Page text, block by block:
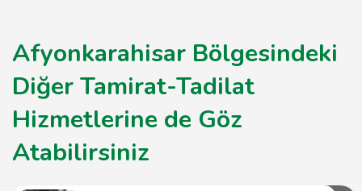
Afyonkarahisar Bölgesindeki
Diğer Tamirat-Tadilat
Hizmetlerine de Göz
Atabilirsiniz